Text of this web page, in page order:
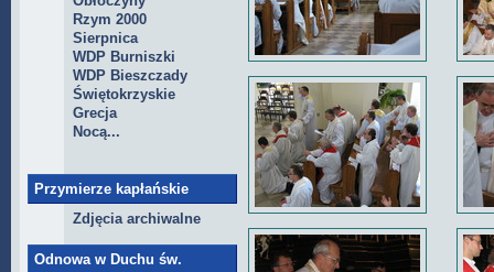
Rzym 2000
Sierpnica
WDP Burniszki
WDP Bieszczady
Świętokrzyskie
Grecja
Nocą...
Przymierze kapłańskie
Zdjęcia archiwalne
Odnowa w Duchu św.